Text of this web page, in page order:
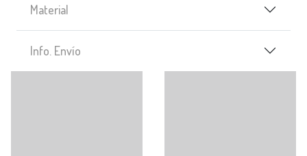
Material
Info. Envío